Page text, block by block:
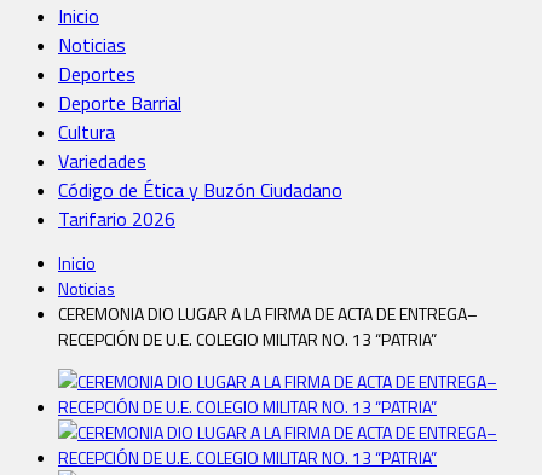
Inicio
Noticias
Deportes
Deporte Barrial
Cultura
Variedades
Código de Ética y Buzón Ciudadano
Tarifario 2026
Inicio
Noticias
CEREMONIA DIO LUGAR A LA FIRMA DE ACTA DE ENTREGA–
RECEPCIÓN DE U.E. COLEGIO MILITAR NO. 13 “PATRIA”